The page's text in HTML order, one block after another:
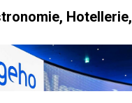
Hotellerie,